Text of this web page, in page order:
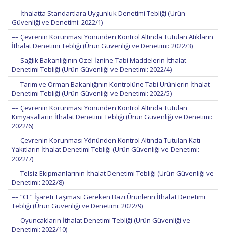
–– İthalatta Standartlara Uygunluk Denetimi Tebliği (Ürün
Güvenliği ve Denetimi: 2022/1)
–– Çevrenin Korunması Yönünden Kontrol Altında Tutulan Atıkların
İthalat Denetimi Tebliği (Ürün Güvenliği ve Denetimi: 2022/3)
–– Sağlık Bakanlığının Özel İznine Tabi Maddelerin İthalat
Denetimi Tebliği (Ürün Güvenliği ve Denetimi: 2022/4)
–– Tarım ve Orman Bakanlığının Kontrolüne Tabi Ürünlerin İthalat
Denetimi Tebliği (Ürün Güvenliği ve Denetimi: 2022/5)
–– Çevrenin Korunması Yönünden Kontrol Altında Tutulan
Kimyasalların İthalat Denetimi Tebliği (Ürün Güvenliği ve Denetimi:
2022/6)
–– Çevrenin Korunması Yönünden Kontrol Altında Tutulan Katı
Yakıtların İthalat Denetimi Tebliği (Ürün Güvenliği ve Denetimi:
2022/7)
–– Telsiz Ekipmanlarının İthalat Denetimi Tebliği (Ürün Güvenliği ve
Denetimi: 2022/8)
–– “CE” İşareti Taşıması Gereken Bazı Ürünlerin İthalat Denetimi
Tebliği (Ürün Güvenliği ve Denetimi: 2022/9)
–– Oyuncakların İthalat Denetimi Tebliği (Ürün Güvenliği ve
Denetimi: 2022/10)